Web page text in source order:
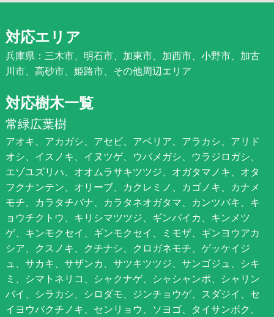
対応エリア
兵庫県：三木市、明石市、加東市、加西市、小野市、加古
川市、高砂市、姫路市、その他周辺エリア
対応樹木一覧
常緑広葉樹
アオキ、アカガシ、アセビ、アベリア、アラカシ、アリド
オシ、イスノキ、イヌツゲ、ウバメガシ、ウラジロガシ、
エゾユズリハ、オオムラサキツツジ、オガタマノキ、オタ
フクナンテン、オリーブ、カクレミノ、カゴノキ、カナメ
モチ、カラタチバナ、カラタネオガタマ、カンツバキ、キ
ョウチクトウ、キリシマツツジ、ギンバイカ、キンメツ
ゲ、キンモクセイ、ギンモクセイ、ミモザ、ギンヨウアカ
シア、クスノキ、クチナシ、クロガネモチ、ゲッケイジ
ュ、サカキ、サザンカ、サツキツツジ、サンゴジュ、シキ
ミ、シマトネリコ、シャクナゲ、シャシャンポ、シャリン
バイ、シラカシ、シロダモ、ジンチョウゲ、スダジイ、セ
イヨウバクチノキ、センリョウ、ソヨゴ、タイサンボク、